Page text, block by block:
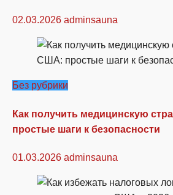
02.03.2026 adminsauna
Без рубрики
Как получить медицинскую
простые шаги к безопасности
01.03.2026 adminsauna